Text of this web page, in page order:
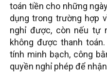
toán tiền cho những
dụng trong trường hợp
nghỉ được, còn nếu tự
không được thanh
tính minh bạch, công
quyền nghỉ phép để